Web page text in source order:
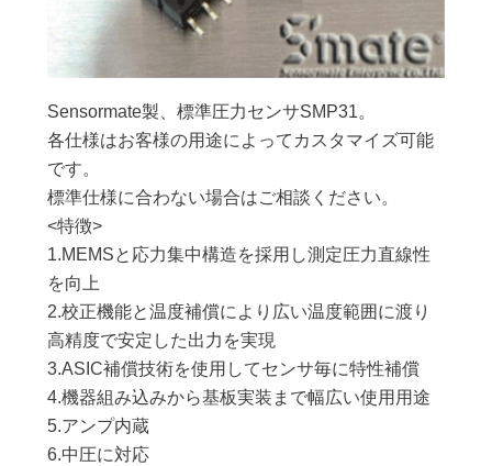
Sensormate製、標準圧力センサSMP31。
各仕様はお客様の用途によってカスタマイズ可能
です。
標準仕様に合わない場合はご相談ください。
<特徴>
1.MEMSと応力集中構造を採用し測定圧力直線性
を向上
2.校正機能と温度補償により広い温度範囲に渡り
高精度で安定した出力を実現
3.ASIC補償技術を使用してセンサ毎に特性補償
4.機器組み込みから基板実装まで幅広い使用用途
5.アンプ内蔵
6.中圧に対応